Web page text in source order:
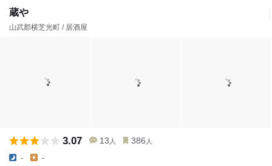
蔵や
山武郡横芝光町 / 居酒屋
3.07 13 人 386 人
- -